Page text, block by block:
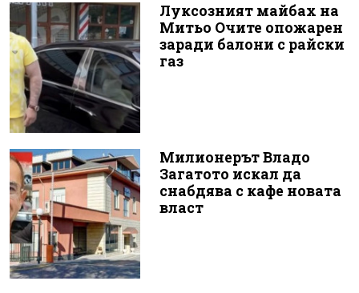
Луксозният майбах на
Митьо Очите опожарен
заради балони с райски
газ
Милионерът Владо
Загатото искал да
снабдява с кафе новата
власт